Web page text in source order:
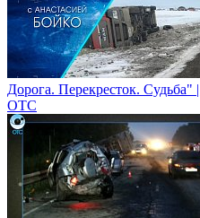
Дорога. Перекресток. Судьба"
ОТС